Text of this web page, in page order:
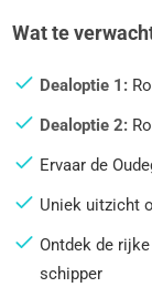
Wat te
Dealoptie 1:
Dealoptie 2:
Ervaar de
Uniek uitzicht
Ontdek de
schipper